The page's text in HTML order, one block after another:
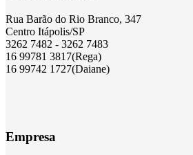
Rua Barão do Rio Branco, 347
Centro Itápolis/SP
3262 7482 - 3262 7483
16 99781 3817(Rega)
16 99742 1727(Daiane)
Empresa